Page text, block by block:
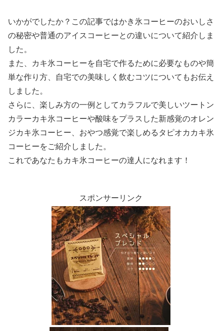
いかがでしたか？この記事ではかき氷コーヒーのおいしさ
の秘密や普通のアイスコーヒーとの違いについて紹介しま
した。
また、カキ氷コーヒーを自宅で作るために必要なものや簡
単な作り方、自宅での美味しく飲むコツについてもお伝え
しました。
さらに、楽しみ方の一例としてカラフルで美しいツートン
カラーカキ氷コーヒーや酸味をプラスした新感覚のオレン
ジカキ氷コーヒー、おやつ感覚で楽しめるタピオカカキ氷
コーヒーをご紹介しました。
これであなたもカキ氷コーヒーの達人になれます！
スポンサーリンク